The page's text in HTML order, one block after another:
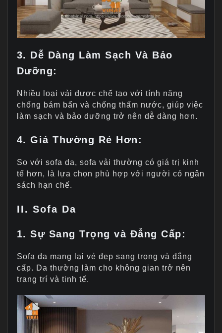
3. Dễ Dàng Làm Sạch Và Bảo
Dưỡng:
Nhiều loại vải được chế tạo với tính năng
chống bám bẩn và chống thấm nước, giúp việc
làm sạch và bảo dưỡng trở nên dễ dàng hơn.
4. Giá Thường Rẻ Hơn:
So với sofa da, sofa vải thường có giá trị kinh
tế hơn, là lựa chọn phù hợp với người có ngân
sách hạn chế.
II. Sofa Da
1. Sự Sang Trọng và Đẳng Cấp:
Sofa da mang lại vẻ đẹp sang trọng và đẳng
cấp. Da thường làm cho không gian trở nên
trang trí và tinh tế.